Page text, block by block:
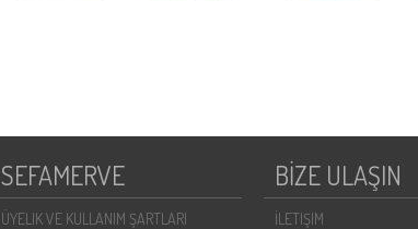
SEFAMERVE
ÜYELIK VE KULLANIM ŞARTLARI
BİZE ULAŞIN
İLETIŞIM